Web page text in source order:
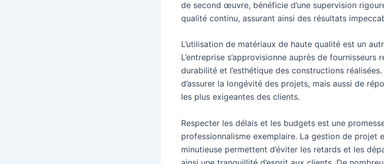
de second œuvre, bénéficie d’une supervision
qualité continu, assurant ainsi des résultats
L’utilisation de matériaux de haute qualité est un
L’entreprise s’approvisionne auprès de fournisseurs
durabilité et l’esthétique des constructions
d’assurer la longévité des projets, mais aussi de
les plus exigeantes des clients.
Respecter les délais et les budgets est une
professionnalisme exemplaire. La gestion de projet
minutieuse permettent d’éviter les retards et les